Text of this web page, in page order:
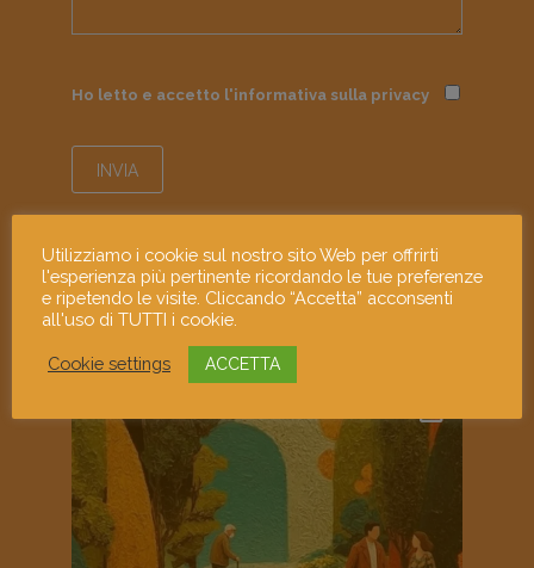
Ho letto e accetto l'informativa sulla privacy
mostramiart
Utilizziamo i cookie sul nostro sito Web per offrirti
l'esperienza più pertinente ricordando le tue preferenze
e ripetendo le visite. Cliccando “Accetta” acconsenti
all'uso di TUTTI i cookie.
Cookie settings ACCETTA